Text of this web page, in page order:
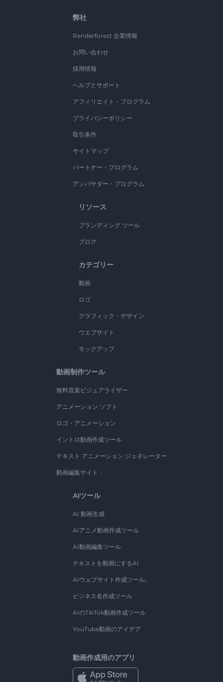
弊社
Renderforest 企業情報
お問い合わせ
採用情報
ヘルプとサポート
アフィリエイト・プログラム
プライバシーポリシー
取引条件
サイトマップ
パートナー・プログラム
アンバサダー・プログラム
リソース
ブランディング ツール
ブログ
カテゴリー
動画
ロゴ
グラフィック・デザイン
ウエブサイト
モックアップ
動画制作ツール
無料音楽ビジュアライザー
アニメーション ソフト
ロゴ・アニメーション
イントロ動画作成ツール
テキスト アニメーション ジェネレーター
動画編集サイト：
AIツール
AI 動画生成
AIアニメ動画作成ツール
AI動画編集ツール
テキストを動画にするAI
AIウェブサイト作成ツール。
ビジネス名作成ツール
AIのTikTok動画作成ツール
YouTube動画のアイデア
動画作成用のアプリ